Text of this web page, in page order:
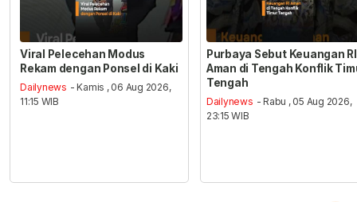
Viral Pelecehan Modus
Rekam dengan Ponsel di Kaki
Dailynews - Kamis , 06 Aug 2026,
11:15 WIB
Purbaya Sebut Keuangan RI
Aman di Tengah Konflik
Tengah
Dailynews - Rabu , 05 Aug 2026,
23:15 WIB